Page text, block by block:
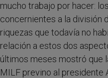
mucho trabajo por hacer:
concernientes a la división
riquezas que todavía no
relación a estos dos
últimos meses mostró que
MILF previno al presidente